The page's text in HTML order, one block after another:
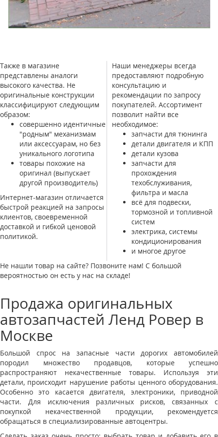
Также в магазине
представлены аналоги
высокого качества. Не
оригинальные конструкции
классифицируют следующим
образом:
совершенно идентичные
"родным" механизмам
или аксессуарам, но без
уникального логотипа
товары похожие на
оригинал (выпускает
другой производитель)
Интернет-магазин отличается
быстрой реакцией на запросы
клиентов, своевременной
доставкой и гибкой ценовой
политикой.
Наши менеджеры всегда
предоставляют подробную
консультацию и
рекомендации по запросу
покупателей. Ассортимент
позволит найти все
необходимое:
запчасти для тюнинга
детали двигателя и КПП
детали кузова
запчасти для
прохождения
техобслуживания,
фильтра и масла
всё для подвески,
тормозной и топливной
систем
электрика, системы
кондиционирования
и многое другое
Не нашли товар на сайте? Позвоните нам! С большой
вероятностью он есть у нас на складе!
Продажа оригинальных
автозапчастей Ленд Ровер в
Москве
Большой спрос на запасные части дорогих автомобилей
породил множество продавцов, которые успешно
распространяют некачественные товары. Используя эти
детали, происходит нарушение работы ценного оборудования.
Особенно это касается двигателя, электроники, приводной
части. Для исключения различных рисков, связанных с
покупкой некачественной продукции, рекомендуется
обращаться в специализированные автоцентры.